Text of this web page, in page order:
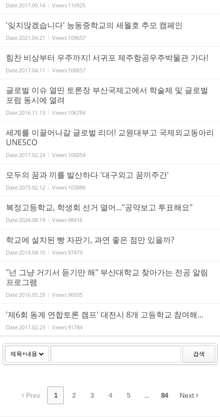
Date 2017.09.14 Views 110925
'잊지않겠습니다' 능동중학교의 세월호 추모 캠페인
Date 2021.04.21 Views 109657
힘찬 비상부터 우주까지! 서귀포 제주항공우주박물관 가다!
Date 2017.04.11 Views 108857
글로벌 이슈 열띤 토론장 부산국제고에서 학술제 및 글로벌
포럼 동시에 열려
Date 2016.11.13 Views 106784
세계를 이끌어나갈 글로벌 리더! 교원대부고 국제외교동아리
UNESCO
Date 2017.02.24 Views 106054
모두의 꿈과 끼를 발산하다 '대구외고 꿈끼주간'
Date 2015.02.12 Views 103888
복정고등학교, 학생회 선거 열어..."공약보고 투표해요"
Date 2024.08.19 Views98416
학교에 설치된 빵 자판기, 과연 좋은 점만 있을까?
Date 2019.04.10 Views97479
"넌 그냥 거기서 듣기만 해" 부산대학교 찾아가는 전공 알림
프로그램
Date 2016.05.29 Views96935
'제6회 동계 연합토론 캠프' 대전시 8개 고등학교 참여해...
Date 2017.02.23 Views91784
검색
Prev 1 2 3 4 5 ... 84 Next